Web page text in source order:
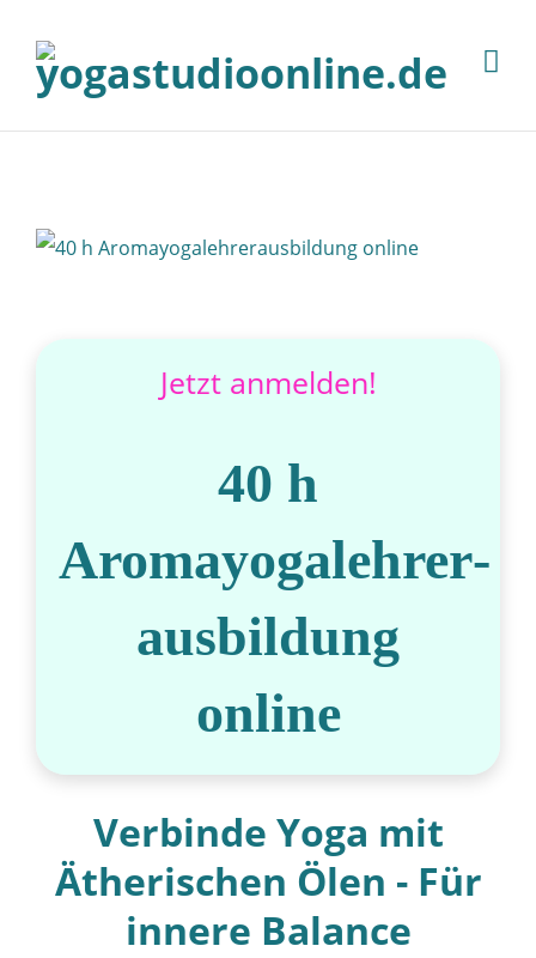
Jetzt anmelden!
40 h
Aromayogalehrer­
ausbildung
online
Verbinde Yoga mit
Ätherischen Ölen - Für
innere Balance